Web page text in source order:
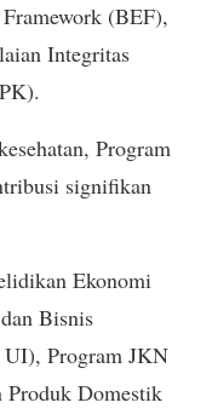
(BEF),
Integritas
Program
signifikan
Ekonomi
Bisnis
Program JKN
Produk Domestik